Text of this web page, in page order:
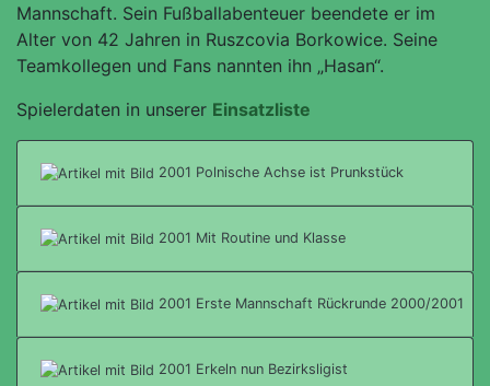
Mannschaft. Sein Fußballabenteuer beendete er im
Alter von 42 Jahren in Ruszcovia Borkowice. Seine
Teamkollegen und Fans nannten ihn „Hasan“.
Spielerdaten in unserer Einsatzliste
2001 Polnische Achse ist Prunkstück
2001 Mit Routine und Klasse
2001 Erste Mannschaft Rückrunde 2000/2001
2001 Erkeln nun Bezirksligist